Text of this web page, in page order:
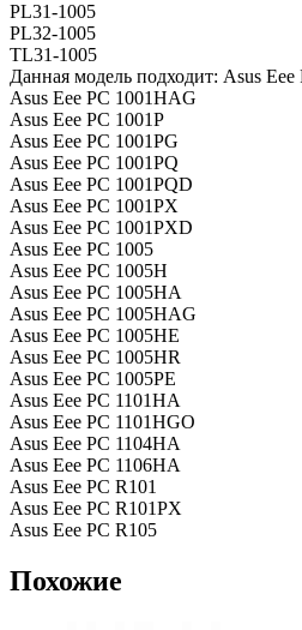
PL31-1005
PL32-1005
TL31-1005
Данная модель подходит: Asus
Asus Eee PC 1001HAG
Asus Eee PC 1001P
Asus Eee PC 1001PG
Asus Eee PC 1001PQ
Asus Eee PC 1001PQD
Asus Eee PC 1001PX
Asus Eee PC 1001PXD
Asus Eee PC 1005
Asus Eee PC 1005H
Asus Eee PC 1005HA
Asus Eee PC 1005HAG
Asus Eee PC 1005HE
Asus Eee PC 1005HR
Asus Eee PC 1005PE
Asus Eee PC 1101HA
Asus Eee PC 1101HGO
Asus Eee PC 1104HA
Asus Eee PC 1106HA
Asus Eee PC R101
Asus Eee PC R101PX
Asus Eee PC R105
Похожие